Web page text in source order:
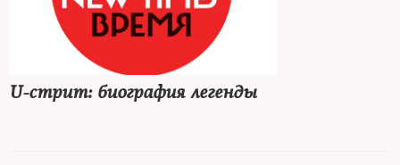
U-стрит: биография легенды